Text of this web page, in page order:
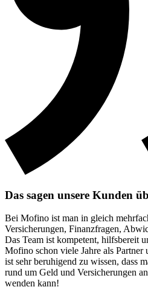
Das sagen unsere Kunden
Bei Mofino ist man in gleich
Versicherungen, Finanzfragen,
Das Team ist kompetent, hilfsbereit
Mofino schon viele Jahre als Partner
ist sehr beruhigend zu wissen, dass
rund um Geld und Versicherungen
wenden kann!